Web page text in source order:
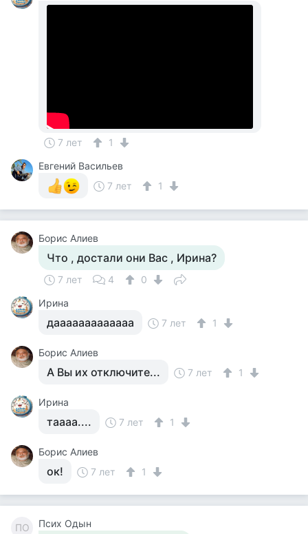
7 лет
1
Евгений Васильев
7 лет
1
Борис Алиев
Что , достали они Вас , Ирина?
7 лет 4
0
Ирина
дааааааааааааа 7 лет 1
Борис Алиев
А Вы их отключите... 7 лет 1
Ирина
таааа.... 7 лет 1
Борис Алиев
ок! 7 лет 1
ПО Псих Одын